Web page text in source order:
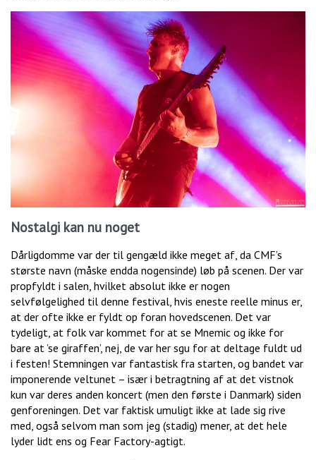
Nostalgi kan nu noget
Dårligdomme var der til gengæld ikke meget af, da CMF’s
største navn (måske endda nogensinde) løb på scenen. Der var
propfyldt i salen, hvilket absolut ikke er nogen
selvfølgelighed til denne festival, hvis eneste reelle minus er,
at der ofte ikke er fyldt op foran hovedscenen. Det var
tydeligt, at folk var kommet for at se Mnemic og ikke for
bare at ’se giraffen’, nej, de var her sgu for at deltage fuldt ud
i festen! Stemningen var fantastisk fra starten, og bandet var
imponerende veltunet – især i betragtning af at det vistnok
kun var deres anden koncert (men den første i Danmark) siden
genforeningen. Det var faktisk umuligt ikke at lade sig rive
med, også selvom man som jeg (stadig) mener, at det hele
lyder lidt ens og Fear Factory-agtigt.